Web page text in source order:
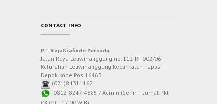
CONTACT INFO
PT. RajaGrafindo Persada
Jalan Raya Leuwinanggung no. 112 RT 002/06
Kelurahan Leuwinanggung Kecamatan Tapos –
Depok Kode Pos 16463
(021)84311162
0812-8247-4885 / Admin (Senin – Jumat Pkl
08.00 – 17.00 WIB)